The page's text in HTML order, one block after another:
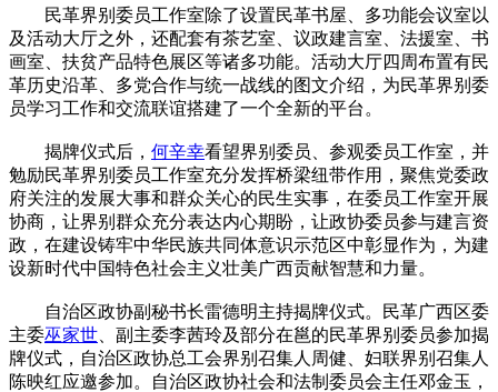
民革界别委员工作室除了设置民革书屋、多功能会议室以
及活动大厅之外，还配套有茶艺室、议政建言室、法援室、书
画室、扶贫产品特色展区等诸多功能。活动大厅四周布置有民
革历史沿革、多党合作与统一战线的图文介绍，为民革界别委
员学习工作和交流联谊搭建了一个全新的平台。
揭牌仪式后， 何辛幸看望界别委员、参观委员工作室，并
勉励民革界别委员工作室充分发挥桥梁纽带作用，聚焦党委政
府关注的发展大事和群众关心的民生实事，在委员工作室开展
协商，让界别群众充分表达内心期盼，让政协委员参与建言资
政，在建设铸牢中华民族共同体意识示范区中彰显作为，为建
设新时代中国特色社会主义壮美广西贡献智慧和力量。
自治区政协副秘书长雷德明主持揭牌仪式。民革广西区委
主委巫家世 、副主委李茜玲及部分在邕的民革界别委员参加揭
牌仪式，自治区政协总工会界别召集人周健、妇联界别召集人
陈映红应邀参加。自治区政协社会和法制委员会主任邓金玉，